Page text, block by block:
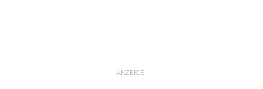
ANZEIGE